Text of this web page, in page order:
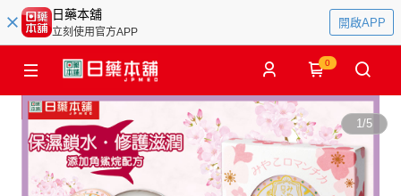
日藥本舖
立刻使用官方APP
開啟APP
0
1/5